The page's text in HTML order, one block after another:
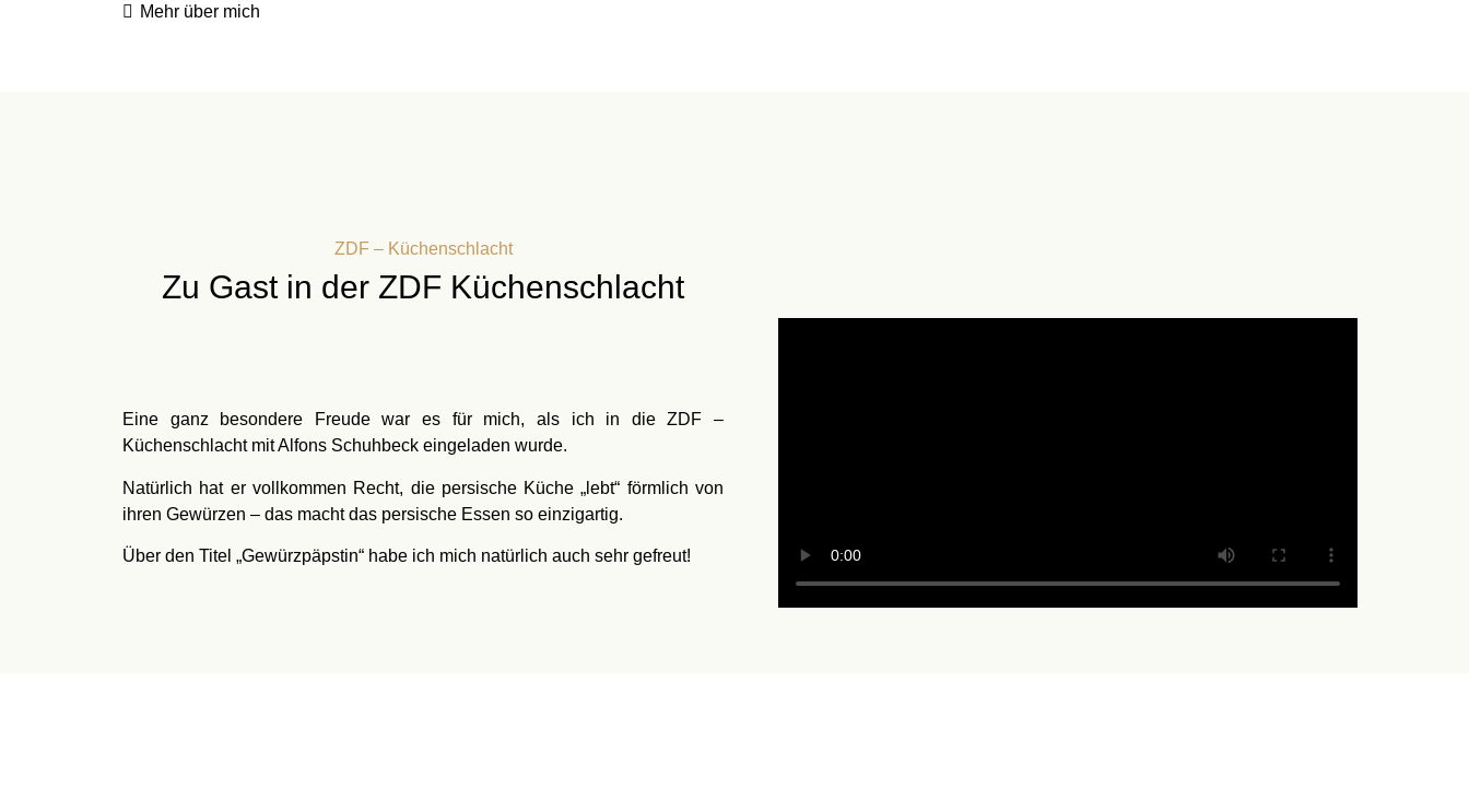
Mehr über mich
ZDF – Küchenschlacht
Zu Gast in der ZDF Küchenschlacht
Eine ganz besondere Freude war es für mich, als ich in die ZDF –
Küchenschlacht mit Alfons Schuhbeck eingeladen wurde.
Natürlich hat er vollkommen Recht, die persische Küche „lebt“ förmlich von
ihren Gewürzen – das macht das persische Essen so einzigartig.
Über den Titel „Gewürzpäpstin“ habe ich mich natürlich auch sehr gefreut!